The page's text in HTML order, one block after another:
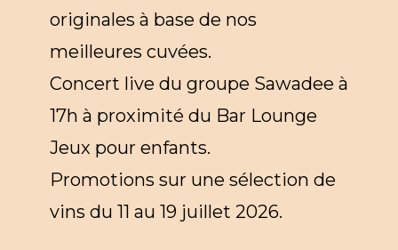
originales à base de nos
meilleures cuvées.
Concert live du groupe Sawadee à
17h à proximité du Bar Lounge
Jeux pour enfants.
Promotions sur une sélection de
vins du 11 au 19 juillet 2026.